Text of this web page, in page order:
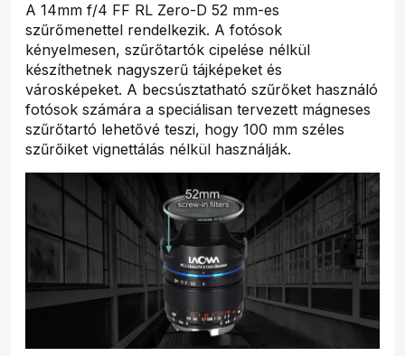
A 14mm f/4 FF RL Zero-D 52 mm-es
szűrőmenettel rendelkezik. A fotósok
kényelmesen, szűrőtartók cipelése nélkül
készíthetnek nagyszerű tájképeket és
városképeket. A becsúsztatható szűrőket használó
fotósok számára a speciálisan tervezett mágneses
szűrőtartó lehetővé teszi, hogy 100 mm széles
szűrőiket vignettálás nélkül használják.